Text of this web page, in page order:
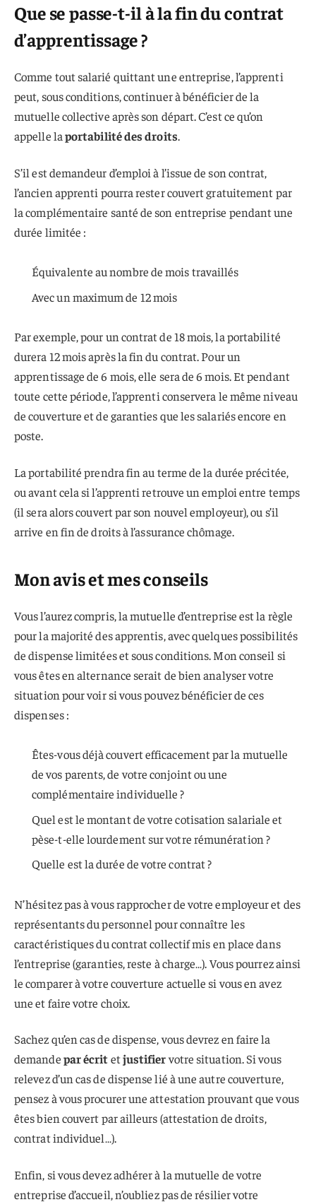
Que se passe-t-il à la fin du contrat
d’apprentissage ?
Comme tout salarié quittant une entreprise, l’apprenti
peut, sous conditions, continuer à bénéficier de la
mutuelle collective après son départ. C’est ce qu’on
appelle laportabilité des droits.
S’il est demandeur d’emploi à l’issue de son contrat,
l’ancien apprenti pourra rester couvert gratuitement par
la complémentaire santé de son entreprise pendant une
durée limitée :
Équivalente au nombre de mois travaillés
Avec un maximum de 12 mois
Par exemple, pour un contrat de 18 mois, la portabilité
durera 12 mois après la fin du contrat. Pour un
apprentissage de 6 mois, elle sera de 6 mois. Et pendant
toute cette période, l’apprenti conservera le même niveau
de couverture et de garanties que les salariés encore en
poste.
La portabilité prendra fin au terme de la durée précitée,
ou avant cela si l’apprenti retrouve un emploi entre temps
(il sera alors couvert par son nouvel employeur), ou s’il
arrive en fin de droits à l’assurance chômage.
Mon avis et mes conseils
Vous l’aurez compris, la mutuelle d’entreprise est la règle
pour la majorité des apprentis, avec quelques possibilités
de dispense limitées et sous conditions. Mon conseil si
vous êtes en alternance serait de bien analyser votre
situation pour voir si vous pouvez bénéficier de ces
dispenses :
Êtes-vous déjà couvert efficacement par la mutuelle
de vos parents, de votre conjoint ou une
complémentaire individuelle ?
Quel est le montant de votre cotisation salariale et
pèse-t-elle lourdement sur votre rémunération ?
Quelle est la durée de votre contrat ?
N’hésitez pas à vous rapprocher de votre employeur et des
représentants du personnel pour connaître les
caractéristiques du contrat collectif mis en place dans
l’entreprise (garanties, reste à charge…). Vous pourrez ainsi
le comparer à votre couverture actuelle si vous en avez
une et faire votre choix.
Sachez qu’en cas de dispense, vous devrez en faire la
demandepar écrit etjustifiervotre situation. Si vous
relevez d’un cas de dispense lié à une autre couverture,
pensez à vous procurer une attestation prouvant que vous
êtes bien couvert par ailleurs (attestation de droits,
contrat individuel…).
Enfin, si vous devez adhérer à la mutuelle de votre
entreprise d’accueil, n’oubliez pas de résilier votre